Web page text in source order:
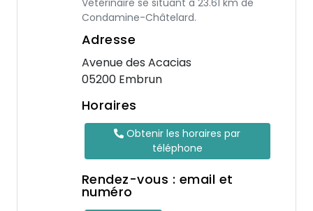
Vétérinaire se situant à 23.61 km de
Condamine-Châtelard.
Adresse
Avenue des Acacias
05200 Embrun
Horaires
Obtenir les horaires par
téléphone
Rendez-vous : email et
numéro